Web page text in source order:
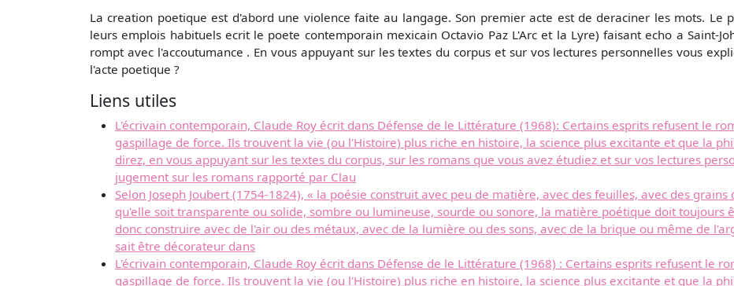
La creation poetique est d'abord une violence faite au langage. Son premier acte est de deraciner les mots. Le
leurs emplois habituels ecrit le poete contemporain mexicain Octavio Paz L'Arc et la Lyre) faisant echo a Saint-
rompt avec l'accoutumance . En vous appuyant sur les textes du corpus et sur vos lectures personnelles vous
l'acte poetique ?
Liens utiles
L'écrivain contemporain, Claude Roy écrit dans Défense de le Littérature (1968): Certains esprits refusent le
gaspillage de force. Ils trouvent la vie (ou l'Histoire) plus riche en histoire, la science plus excitante et que la
direz, en vous appuyant sur les textes du corpus, sur les romans que vous avez étudiez et sur vos lectures
jugement sur les romans rapporté par Clau
Selon Joseph Joubert (1754-1824), « la poésie construit avec peu de matière, avec des feuilles, avec des
qu'elle soit transparente ou solide, sombre ou lumineuse, sourde ou sonore, la matière poétique doit
donc construire avec de l'air ou des métaux, avec de la lumière ou des sons, avec de la brique ou même de
sait être décorateur dans
L'écrivain contemporain, Claude Roy écrit dans Défense de le Littérature (1968) : Certains esprits refusent le
gaspillage de force. Ils trouvent la vie (ou l'Histoire) plus riche en histoire, la science plus excitante et que la